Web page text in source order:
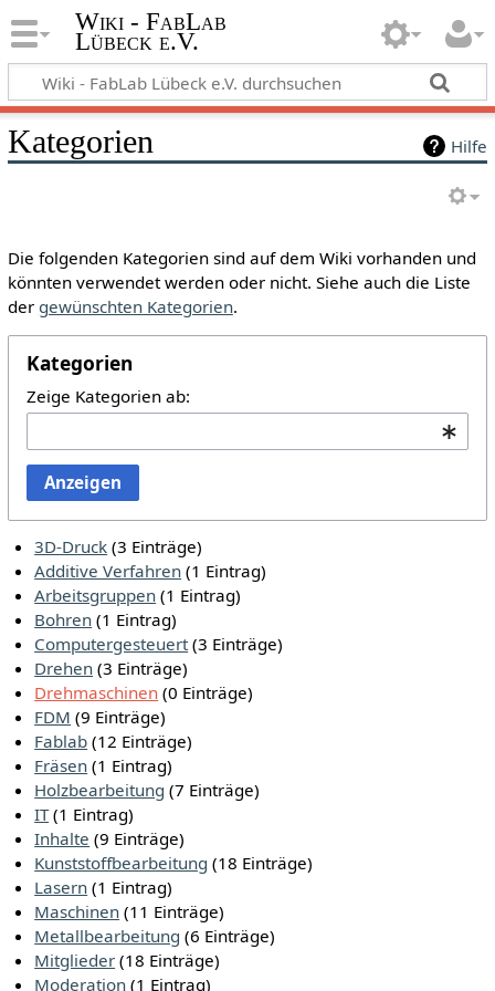
Wiki - FabLab
Lübeck e.V.
Hilfe
Kategorien
Die folgenden Kategorien sind auf dem Wiki vorhanden und
könnten verwendet werden oder nicht. Siehe auch die Liste
der gewünschten Kategorien.
Kategorien
Zeige Kategorien ab:
Anzeigen
3D-Druck ‏‎ (3 Einträge)
Additive Verfahren ‏‎ (1 Eintrag)
Arbeitsgruppen ‏‎ (1 Eintrag)
Bohren ‏‎ (1 Eintrag)
Computergesteuert ‏‎ (3 Einträge)
Drehen ‏‎ (3 Einträge)
Drehmaschinen ‏‎ (0 Einträge)
FDM ‏‎ (9 Einträge)
Fablab ‏‎ (12 Einträge)
Fräsen ‏‎ (1 Eintrag)
Holzbearbeitung ‏‎ (7 Einträge)
IT‏‎ (1 Eintrag)
Inhalte ‏‎ (9 Einträge)
Kunststoffbearbeitung ‏‎ (18 Einträge)
Lasern ‏‎ (1 Eintrag)
Maschinen ‏‎ (11 Einträge)
Metallbearbeitung ‏‎ (6 Einträge)
Mitglieder ‏‎ (18 Einträge)
Moderation ‏‎ (1 Eintrag)